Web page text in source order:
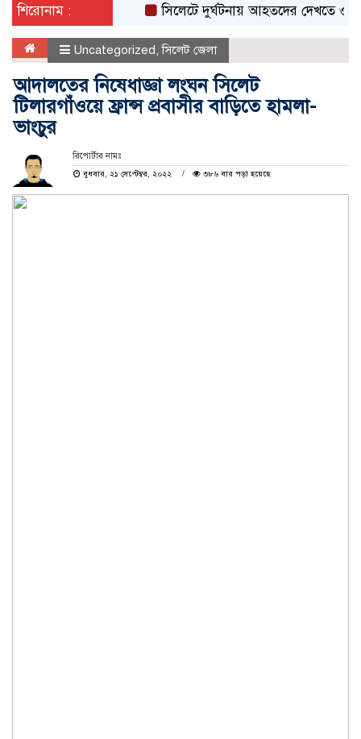
শিরোনাম :
সিলেটে দুর্ঘটনায় আহতদের দেখতে ওসমানী
Uncategorized,সিলেট জেলা
আদালতের নিষেধাজ্ঞা লংঘন সিলেট
টিলারগাঁওয়ে ফ্রান্স প্রবাসীর বাড়িতে হামলা-
ভাংচুর
রিপোর্টার নামঃ
বুধবার, ২১ সেপ্টেম্বর, ২০২২
৩৮৬ বার পড়া হয়েছে